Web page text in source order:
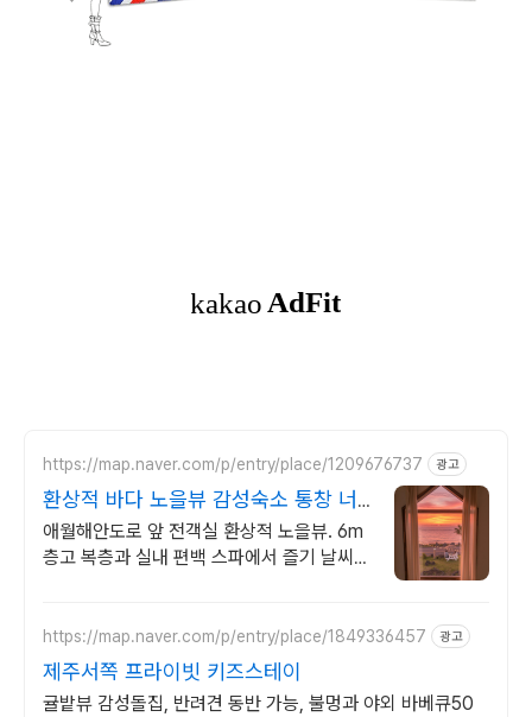
https://map.naver.com/p/entry/place/1209676737 광고
환상적 바다 노을뷰 감성숙소 통창 너
머 애월 파노라마바다
애월해안도로 앞 전객실 환상적 노을뷰. 6m
층고 복층과 실내 편백 스파에서 즐기 날씨
https://map.naver.com/p/entry/place/1849336457 광고
제주서쪽 프라이빗 키즈스테이
귤밭뷰 감성돌집, 반려견 동반 가능, 불멍과 야외 바베큐50